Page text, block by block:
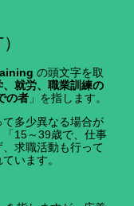
の頭文字を取
、就労、職業訓練の
の者 」を指します。
多少異なる場合が
15～39歳で、仕事
求職活動も行って
います。